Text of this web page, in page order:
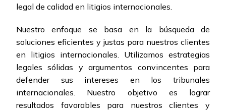
legal de calidad en litigios internacionales.
Nuestro enfoque se basa en la búsqueda de
soluciones eficientes y justas para nuestros clientes
en litigios internacionales. Utilizamos estrategias
legales sólidas y argumentos convincentes para
defender sus intereses en los tribunales
internacionales. Nuestro objetivo es lograr
resultados favorables para nuestros clientes y